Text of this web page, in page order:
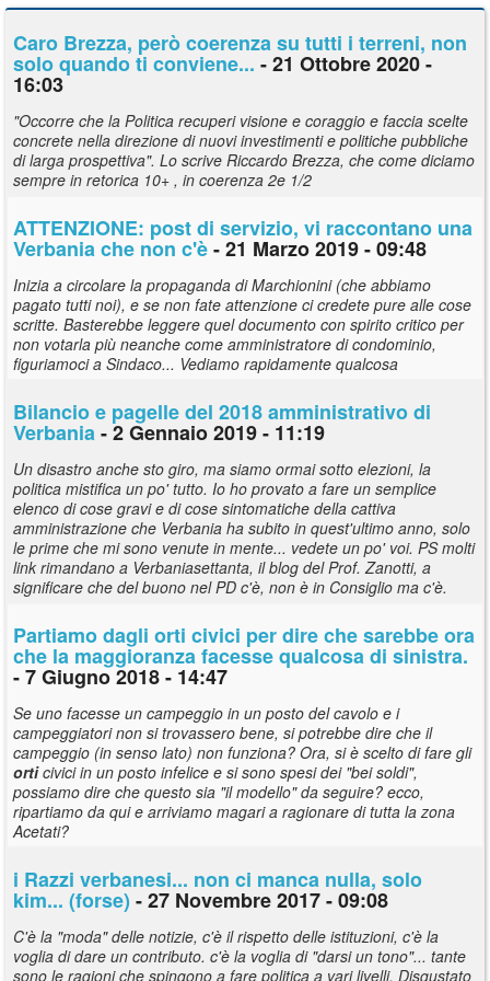
Caro Brezza, però coerenza su tutti i terreni, non
solo quando ti conviene... - 21 Ottobre 2020 -
16:03
"Occorre che la Politica recuperi visione e coraggio e faccia scelte
concrete nella direzione di nuovi investimenti e politiche pubbliche
di larga prospettiva". Lo scrive Riccardo Brezza, che come diciamo
sempre in retorica 10+ , in coerenza 2e 1/2
ATTENZIONE: post di servizio, vi raccontano una
Verbania che non c'è- 21 Marzo 2019 - 09:48
Inizia a circolare la propaganda di Marchionini (che abbiamo
pagato tutti noi), e se non fate attenzione ci credete pure alle cose
scritte. Basterebbe leggere quel documento con spirito critico per
non votarla più neanche come amministratore di condominio,
figuriamoci a Sindaco... Vediamo rapidamente qualcosa
Bilancio e pagelle del 2018 amministrativo di
Verbania- 2 Gennaio 2019 - 11:19
Un disastro anche sto giro, ma siamo ormai sotto elezioni, la
politica mistifica un po' tutto. Io ho provato a fare un semplice
elenco di cose gravi e di cose sintomatiche della cattiva
amministrazione che Verbania ha subito in quest'ultimo anno, solo
le prime che mi sono venute in mente... vedete un po' voi. PS molti
link rimandano a Verbaniasettanta, il blog del Prof. Zanotti, a
significare che del buono nel PD c'è, non è in Consiglio ma c'è.
Partiamo dagli orti civici per dire che sarebbe ora
che la maggioranza facesse qualcosa di sinistra.
- 7 Giugno 2018 - 14:47
Se uno facesse un campeggio in un posto del cavolo e i
campeggiatori non si trovassero bene, si potrebbe dire che il
campeggio (in senso lato) non funziona? Ora, si è scelto di fare gli
orticivici in un posto infelice e si sono spesi dei "bei soldi",
possiamo dire che questo sia "il modello" da seguire? ecco,
ripartiamo da qui e arriviamo magari a ragionare di tutta la zona
Acetati?
i Razzi verbanesi... non ci manca nulla, solo
kim... (forse) - 27 Novembre 2017 - 09:08
C'è la "moda" delle notizie, c'è il rispetto delle istituzioni, c'è la
voglia di dare un contributo. c'è la voglia di "darsi un tono"... tante
sono le ragioni che spingono a fare politica a vari livelli. Disgustato